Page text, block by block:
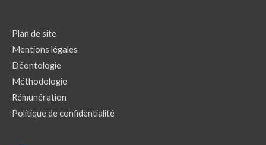
Plan de site
Mentions légales
Déontologie
Méthodologie
Rémunération
Politique de confidentialité